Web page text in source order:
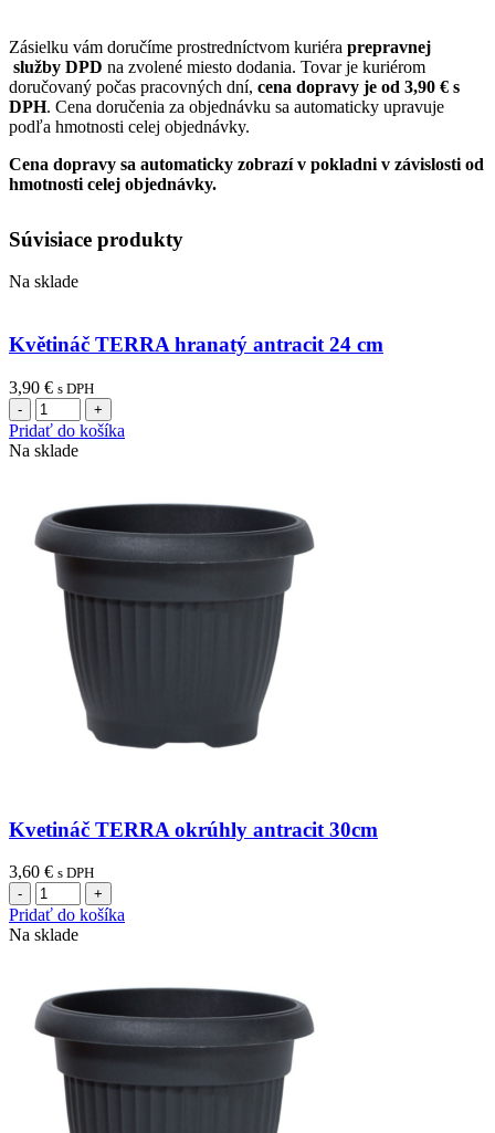
Zásielku vám doručíme prostredníctvom kuriéra prepravnej
služby DPD na zvolené miesto dodania. Tovar je kuriérom
doručovaný počas pracovných dní, cena dopravy je od 3,90 € s
DPH. Cena doručenia za objednávku sa automaticky upravuje
podľa hmotnosti celej objednávky.
Cena dopravy sa automaticky zobrazí v pokladni v závislosti od
hmotnosti celej objednávky.
Súvisiace produkty
Na sklade
Květináč TERRA hranatý antracit 24 cm
3,90 € s DPH
množstvo
Květináč
TERRA
cm
Pridať do košíka
Na sklade
Kvetináč TERRA okrúhly antracit 30cm
3,60 € s DPH
množstvo
Kvetináč
TERRA
30cm
Pridať do košíka
Na sklade